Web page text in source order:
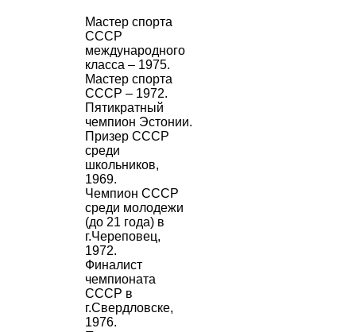
Мастер спорта
СССР
международного
класса – 1975.
Мастер спорта
СССР – 1972.
Пятикратный
чемпион Эстонии.
Призер СССР
среди
школьников,
1969.
Чемпион СССР
среди молодежи
(до 21 года) в
г.Череповец,
1972.
Финалист
чемпионата
СССР в
г.Свердловске,
1976.